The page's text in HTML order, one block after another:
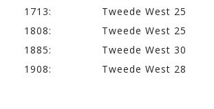
1713:
Tweede West 25
1808:
Tweede West 25
1885:
Tweede West 30
1908:
Tweede West 28